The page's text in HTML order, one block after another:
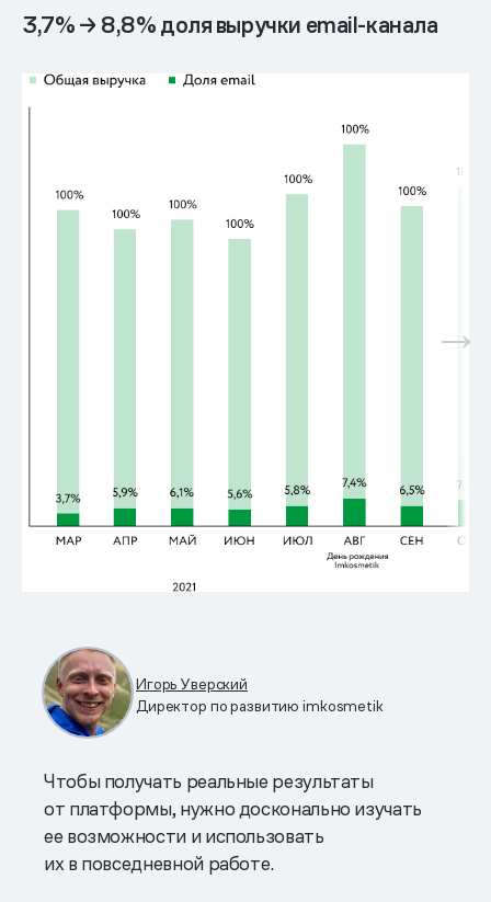
3,7% → 8,8% доля выручки email-канала
Игорь Уверский
Директор по развитию imkosmetik
Чтобы получать реальные результаты
от платформы, нужно досконально изучать
ее возможности и использовать
их в повседневной работе.